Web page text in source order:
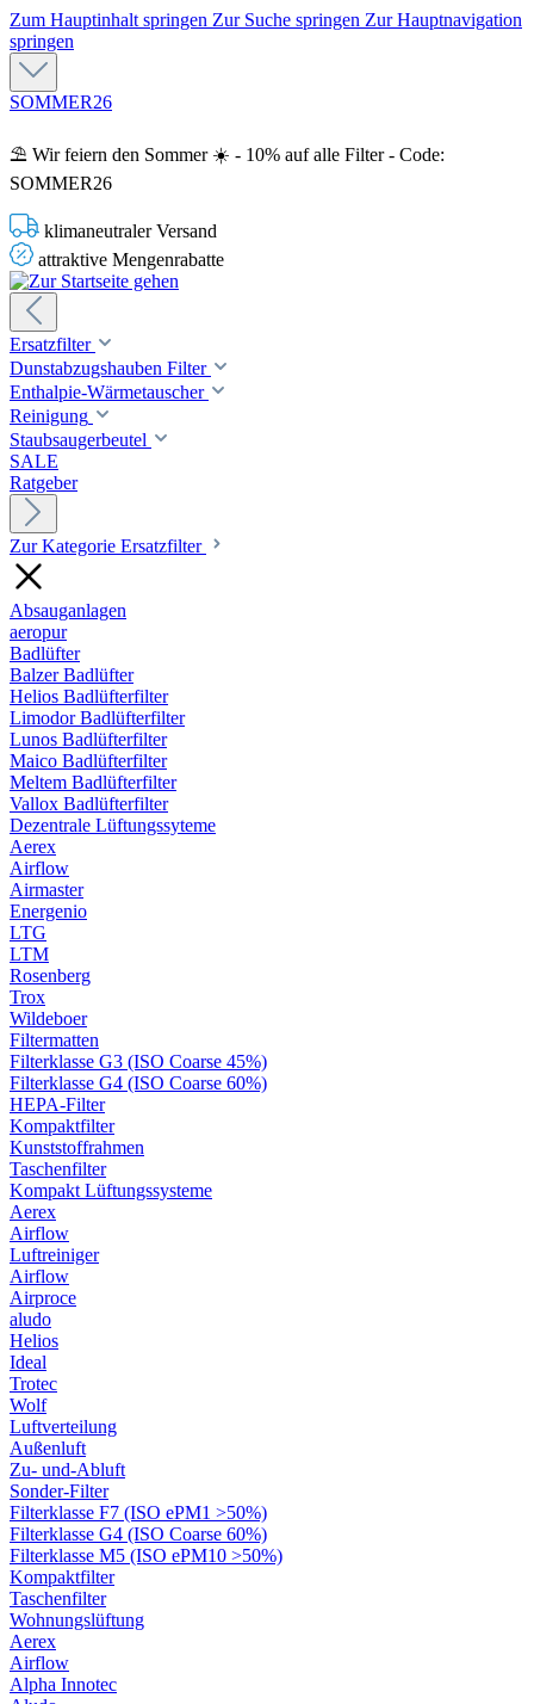
Zum Hauptinhalt springen Zur Suche springen Zur Hauptnavigation
springen
SOMMER26
⛱️ Wir feiern den Sommer ☀️ - 10% auf alle Filter - Code:
SOMMER26
klimaneutraler Versand
attraktive Mengenrabatte
Ersatzfilter
Dunstabzugshauben Filter
Enthalpie-Wärmetauscher
Reinigung
Staubsaugerbeutel
SALE
Ratgeber
Zur Kategorie Ersatzfilter
Absauganlagen
aeropur
Badlüfter
Balzer Badlüfter
Helios Badlüfterfilter
Limodor Badlüfterfilter
Lunos Badlüfterfilter
Maico Badlüfterfilter
Meltem Badlüfterfilter
Vallox Badlüfterfilter
Dezentrale Lüftungssyteme
Aerex
Airflow
Airmaster
Energenio
LTG
LTM
Rosenberg
Trox
Wildeboer
Filtermatten
Filterklasse G3 (ISO Coarse 45%)
Filterklasse G4 (ISO Coarse 60%)
HEPA-Filter
Kompaktfilter
Kunststoffrahmen
Taschenfilter
Kompakt Lüftungssysteme
Aerex
Airflow
Luftreiniger
Airflow
Airproce
aludo
Helios
Ideal
Trotec
Wolf
Luftverteilung
Außenluft
Zu- und-Abluft
Sonder-Filter
Filterklasse F7 (ISO ePM1 >50%)
Filterklasse G4 (ISO Coarse 60%)
Filterklasse M5 (ISO ePM10 >50%)
Kompaktfilter
Taschenfilter
Wohnungslüftung
Aerex
Airflow
Alpha Innotec